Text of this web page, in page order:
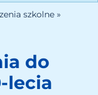
szkolne »
do
lecia